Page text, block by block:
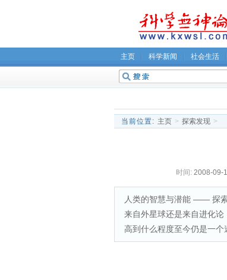
主页 科学新闻 社会生活
无神论坛
当前位置: 主页 > 探索发现 >
时间: 2008-09-
人类的智慧与潜能 ―― 探
来自外星球还是来自进化论
高到什么程度至今仍是一